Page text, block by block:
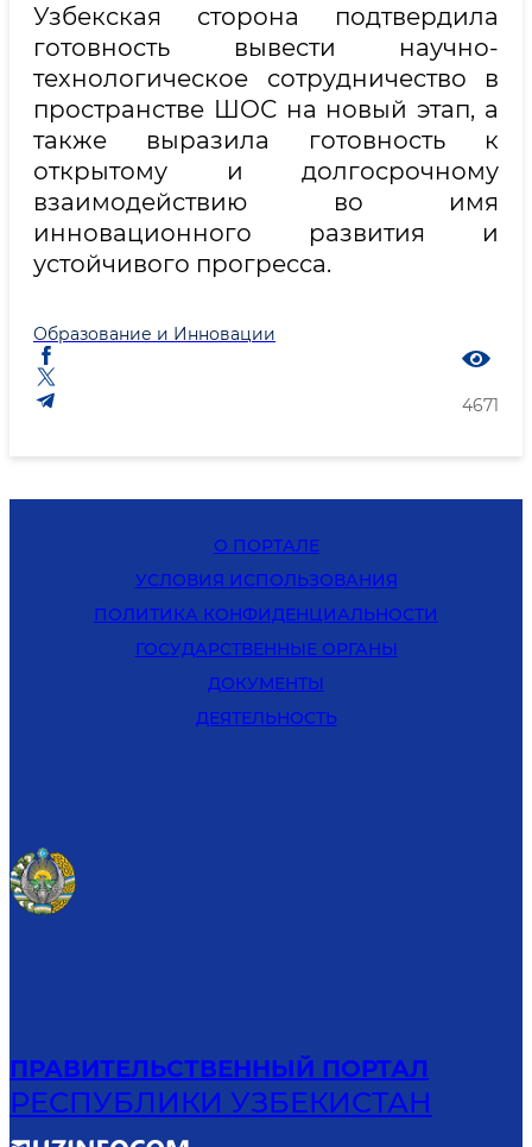
Узбекская сторона подтвердила
готовность вывести научно-
технологическое сотрудничество в
пространстве ШОС на новый этап, а
также выразила готовность к
открытому и долгосрочному
взаимодействию во имя
инновационного развития и
устойчивого прогресса.
Образование и Инновации
4671
О ПОРТАЛЕ
УСЛОВИЯ ИСПОЛЬЗОВАНИЯ
ПОЛИТИКА КОНФИДЕНЦИАЛЬНОСТИ
ГОСУДАРСТВЕННЫЕ ОРГАНЫ
ДОКУМЕНТЫ
ДЕЯТЕЛЬНОСТЬ
ПРАВИТЕЛЬСТВЕННЫЙ ПОРТАЛ
РЕСПУБЛИКИ УЗБЕКИСТАН